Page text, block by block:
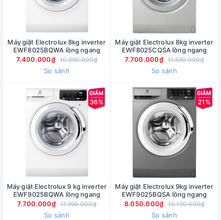
Máy giặt Electrolux 8kg inverter
EWF8025BQWA lồng ngang
7.400.000₫
10.990.000₫
So sánh
Máy giặt Electrolux 8kg inverter
EWF8025CQSA lồng ngang
7.700.000₫
11.590.000₫
So sánh
36%
Máy giặt Electrolux 9 kg inverter
EWF9025BQWA lồng ngang
7.700.000₫
11.990.000₫
So sánh
21%
Máy giặt Electrolux 9kg inverter
EWF9025BQSA lồng ngang
8.050.000₫
10.190.000₫
So sánh